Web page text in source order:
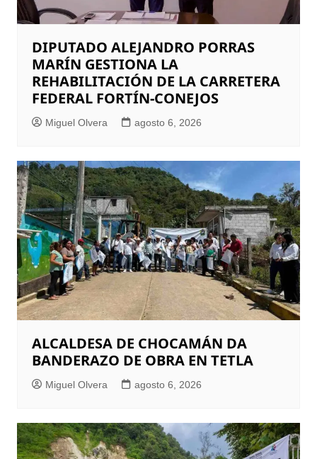
DIPUTADO ALEJANDRO PORRAS
MARÍN GESTIONA LA
REHABILITACIÓN DE LA CARRETERA
FEDERAL FORTÍN-CONEJOS
Miguel Olvera agosto 6, 2026
ALCALDESA DE CHOCAMÁN DA
BANDERAZO DE OBRA EN TETLA
Miguel Olvera agosto 6, 2026